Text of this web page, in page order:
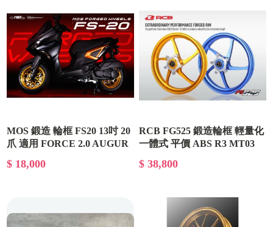
MOS 鍛造 輪框 FS20 13吋 20
爪 適用 FORCE 2.0 AUGUR
$ 18,000
RCB FG525 鍛造輪框 輕量化
一體式 平價 ABS R3 MT03
$ 38,800